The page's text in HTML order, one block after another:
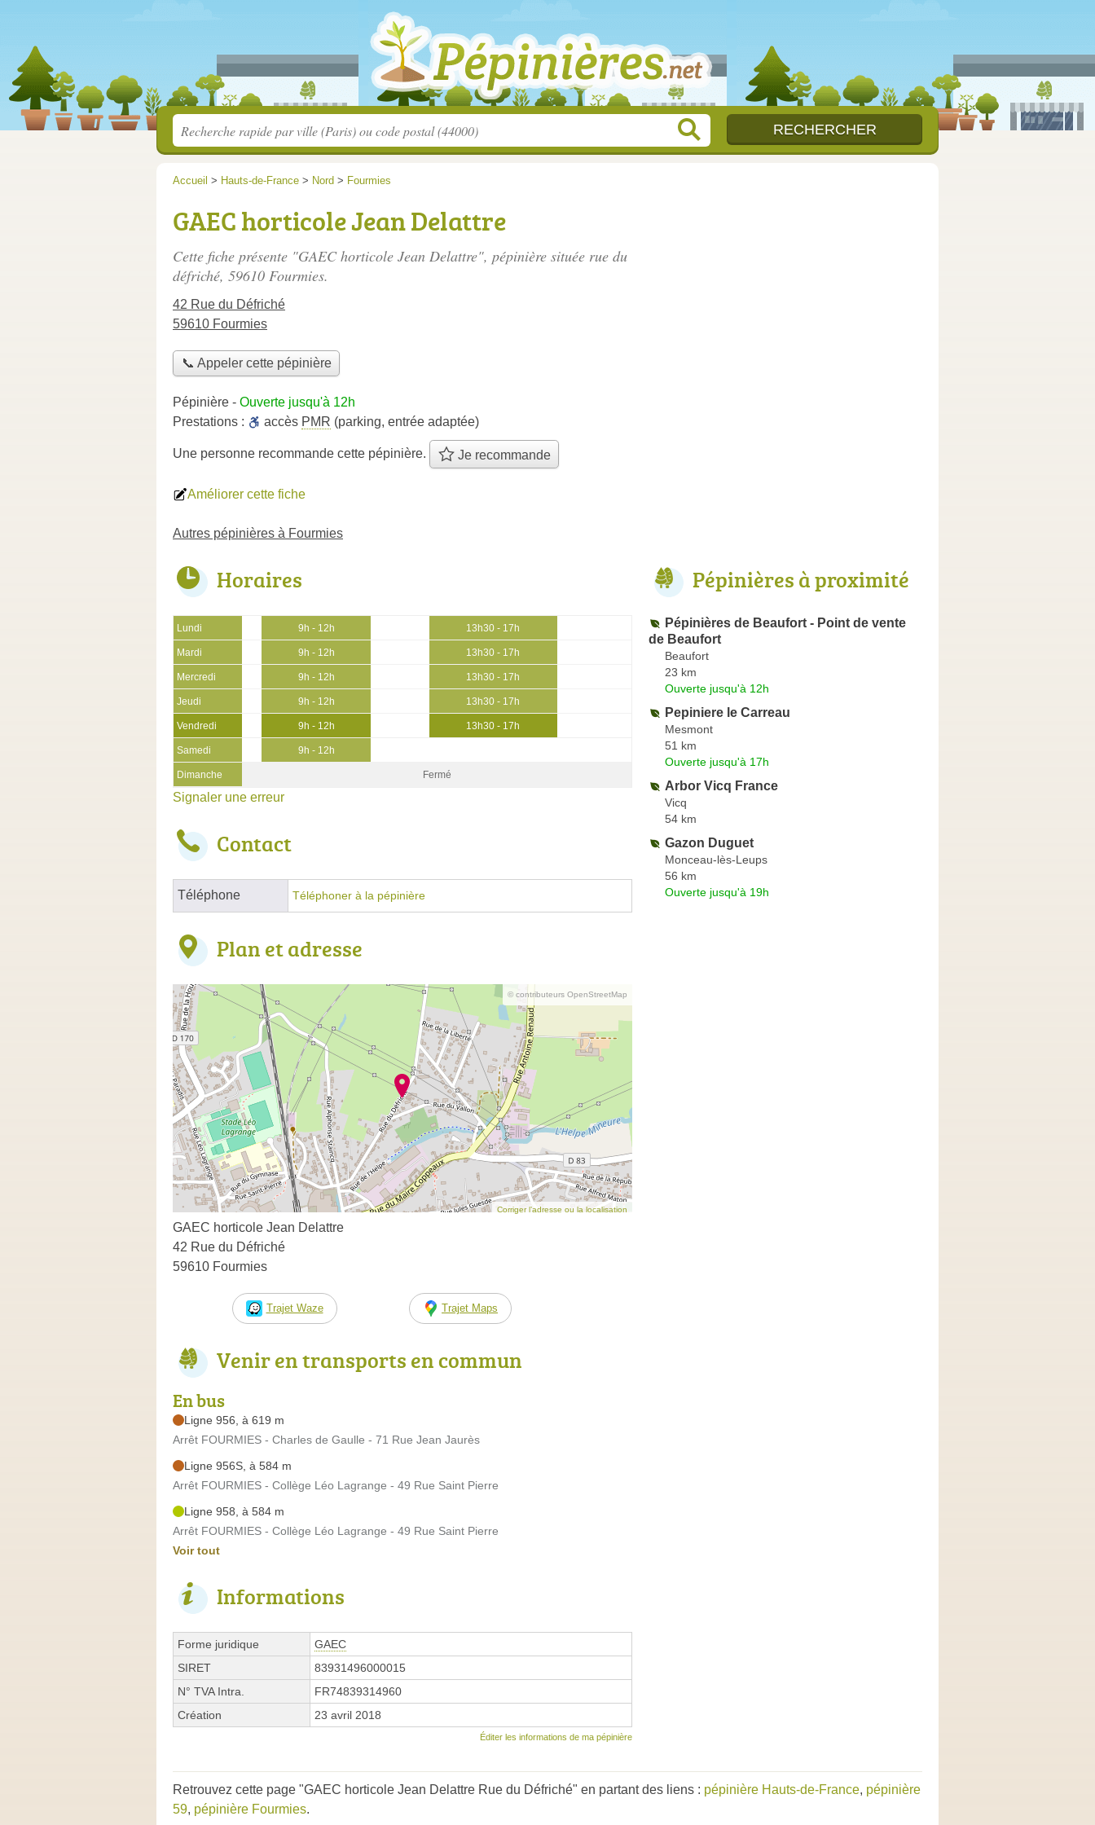
Accueil > Hauts-de-France > Nord > Fourmies
GAEC horticole Jean Delattre
Cette fiche présente "GAEC horticole Jean Delattre", pépinière située rue du
défriché, 59610 Fourmies.
42 Rue du Défriché
59610 Fourmies
📞 Appeler cette pépinière
Pépinière - Ouverte jusqu'à 12h
Prestations :
accès PMR (parking, entrée adaptée)
Une personne recommande cette pépinière. Je recommande
Améliorer cette fiche
Autres pépinières à Fourmies
Horaires
Lundi 9h - 12h 13h30 - 17h
Mardi 9h - 12h 13h30 - 17h
Mercredi 9h - 12h 13h30 - 17h
Jeudi 9h - 12h 13h30 - 17h
Vendredi 9h - 12h 13h30 - 17h
Samedi 9h - 12h
Dimanche Fermé
Signaler une erreur
Contact
Téléphone Téléphoner à la pépinière
Plan et adresse
© contributeurs OpenStreetMap
Corriger l’adresse ou la localisation
GAEC horticole Jean Delattre
42 Rue du Défriché
59610 Fourmies
Trajet Waze Trajet Maps
Venir en transports en commun
En bus
Ligne 956, à 619 m
Arrêt FOURMIES - Charles de Gaulle - 71 Rue Jean Jaurès
Ligne 956S, à 584 m
Arrêt FOURMIES - Collège Léo Lagrange - 49 Rue Saint Pierre
Ligne 958, à 584 m
Arrêt FOURMIES - Collège Léo Lagrange - 49 Rue Saint Pierre
Voir tout
Informations
Forme juridique
GAEC
SIRET
83931496000015
N° TVA Intra.
FR74839314960
Création
23 avril 2018
Éditer les informations de ma pépinière
Pépinières à proximité
Pépinières de Beaufort - Point de vente
de Beaufort
Beaufort
23 km
Ouverte jusqu'à 12h
Pepiniere le Carreau
Mesmont
51 km
Ouverte jusqu'à 17h
Arbor Vicq France
Vicq
54 km
Gazon Duguet
Monceau-lès-Leups
56 km
Ouverte jusqu'à 19h
Retrouvez cette page "GAEC horticole Jean Delattre Rue du Défriché" en partant des liens : pépinière Hauts-de-France, pépinière
59, pépinière Fourmies.